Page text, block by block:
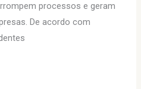
processos e geram
De acordo com